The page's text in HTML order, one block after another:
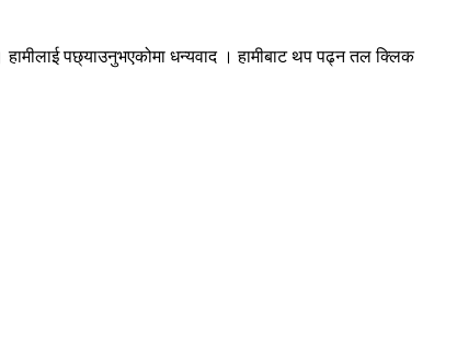
हामीलाई पछ्याउनुभएकोमा धन्यवाद । हामीबाट थप पढ्न तल क्लिक